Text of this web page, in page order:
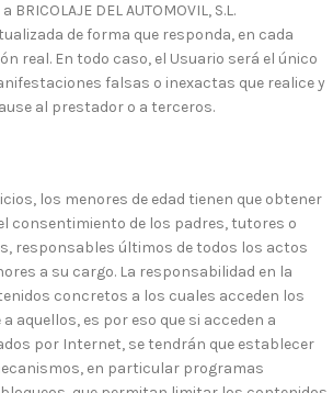
DEL AUTOMOVIL, S.L.
de forma que responda, en cada
real. En todo caso, el Usuario será el único
falsas o inexactas que realice y
al prestador o a terceros.
los menores de edad tienen que obtener
consentimiento de los padres, tutores o
responsables últimos de todos los actos
a su cargo. La responsabilidad en la
concretos a los cuales acceden los
aquellos, es por eso que si acceden a
por Internet, se tendrán que establecer
en particular programas